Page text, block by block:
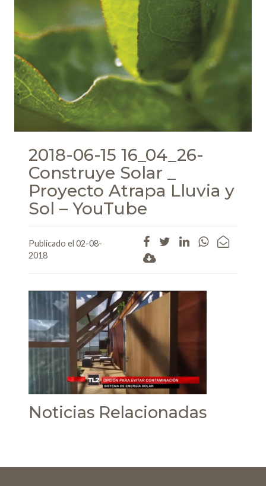
2018-06-15 16_04_26-
Construye Solar _
Proyecto Atrapa Lluvia y
Sol – YouTube
Publicado el 02-08-
2018
Noticias Relacionadas